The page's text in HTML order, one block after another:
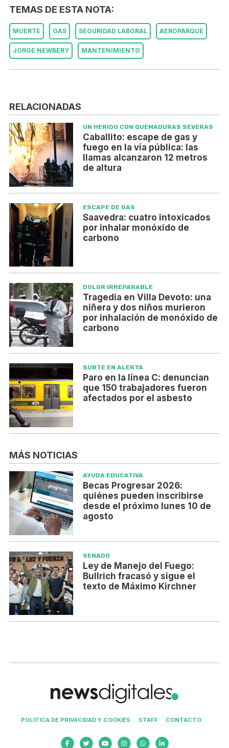
TEMAS DE ESTA NOTA:
MUERTE GAS SEGURIDAD LABORAL AEROPARQUE
JORGE NEWBERY MANTENIMIENTO
RELACIONADAS
UN HERIDO CON QUEMADURAS SEVERAS
Caballito: escape de gas y
fuego en la vía pública: las
llamas alcanzaron 12 metros
de altura
ESCAPE DE GAS
Saavedra: cuatro intoxicados
por inhalar monóxido de
carbono
DOLOR IRREPARABLE
Tragedia en Villa Devoto: una
niñera y dos niños murieron
por inhalación de monóxido de
carbono
SUBTE EN ALERTA
Paro en la línea C: denuncian
que 150 trabajadores fueron
afectados por el asbesto
MÁS NOTICIAS
AYUDA EDUCATIVA
Becas Progresar 2026:
quiénes pueden inscribirse
desde el próximo lunes 10 de
agosto
SENADO
Ley de Manejo del Fuego:
Bullrich fracasó y sigue el
texto de Máximo Kirchner
POLITICA DE PRIVACIDAD Y COOKIES STAFF CONTACTO